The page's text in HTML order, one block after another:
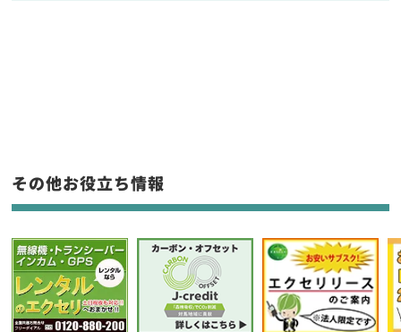
フリーワード入力(製品名等)
選択条件をリセット
その他お役立ち情報